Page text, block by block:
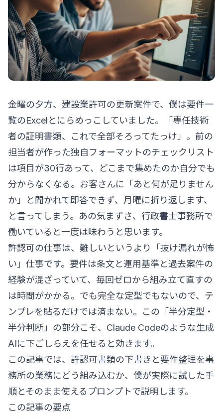
金曜の夕方、建設業許可の更新案件で、僕は要件一
覧のExcelとにらめっこしていました。「専任技術
者の証明書類、これで全部そろってたっけ」。前の
担当者が作った独自フォーマットのチェックリスト
は項目が30行あって、どこまで集めたのか自分でも
分からなくなる。お客さんに「あと何が足りません
か」と聞かれて即答できず、月曜に折り返します、
と言ってしまう。あの気まずさ、行政書士事務所で
働いていると一度は味わうと思います。
許認可の仕事は、難しいというより「抜け漏れが怖
い」仕事です。要件は条文と運用基準と過去案件の
経験が混ざっていて、毎回ゼロから組み立て直すの
は時間がかかる。でも完全な定型でもないので、テ
ンプレを貼るだけでは済まない。この「半分定型・
半分判断」の部分こそ、Claude Codeのような生成
AIに下ごしらえを任せると効きます。
この記事では、許認可書類の下書きと要件整理を事
務所の業務にどう組み込むか、僕が実際に試した手
順とそのまま使えるプロンプトで説明します。
この記事の要点